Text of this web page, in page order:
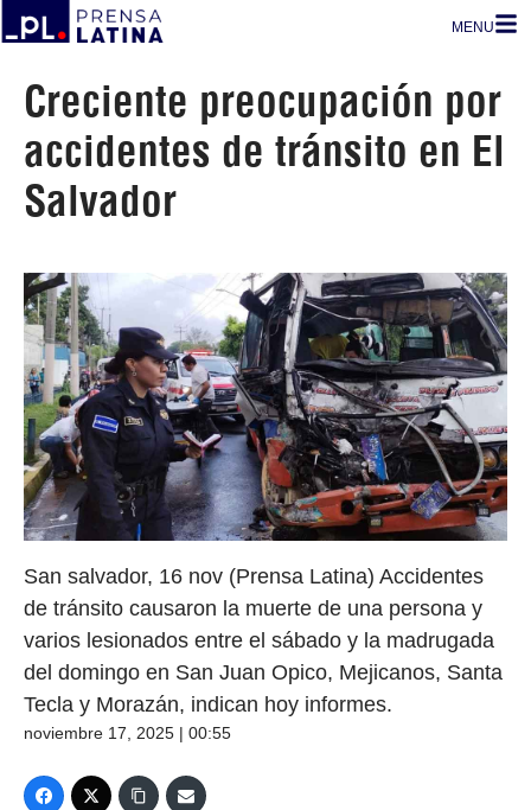
MENU
Creciente preocupación por
accidentes de tránsito en El
Salvador
San salvador, 16 nov (Prensa Latina) Accidentes
de tránsito causaron la muerte de una persona y
varios lesionados entre el sábado y la madrugada
del domingo en San Juan Opico, Mejicanos, Santa
Tecla y Morazán, indican hoy informes.
noviembre 17, 2025 | 00:55